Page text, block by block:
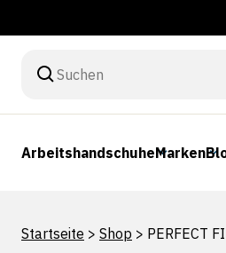
ArbeitshandschuheMarken
Startseite > Shop > PERFECT